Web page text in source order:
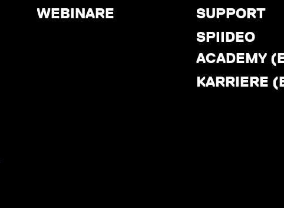
WEBINARE
SUPPORT
SPIIDEO
ACADEMY
KARRIERE